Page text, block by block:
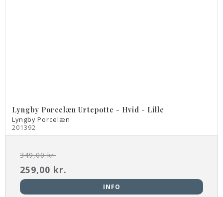
Lyngby Porcelæn Urtepotte - Hvid - Lille
Lyngby Porcelæn
201392
349,00 kr.
259,00 kr.
INFO